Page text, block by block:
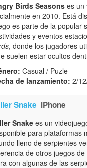
Birds Seasonses un
en 2010. Está
es parte de la popular
y eventos
, donde los jugadores
suelen estar ocultos
Casual / Puzle
de lanzamiento: 2/
Snake iPhone
Snake es un
para plataformas
lleno de serpientes
de otros juegos de
con algunas de las